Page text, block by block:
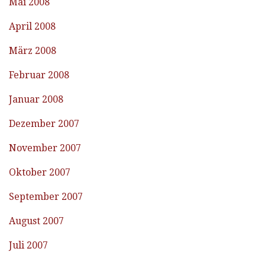
Mai 2008
April 2008
März 2008
Februar 2008
Januar 2008
Dezember 2007
November 2007
Oktober 2007
September 2007
August 2007
Juli 2007